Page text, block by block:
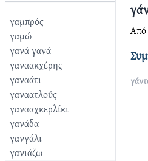
γαμπρός
γαμώ
γανά γανά
γαναακχέρης
γαναάτι
γαναατλούς
γανααχκερλίκι
γανάδα
γανγάλι
γανιάζω
Από